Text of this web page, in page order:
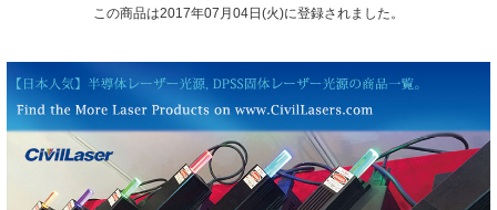
この商品は2017年07月04日(火)に登録されました。